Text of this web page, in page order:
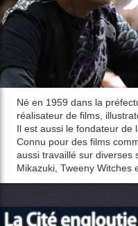
Né en 1959 dans la
réalisateur de films,
Il est aussi le fondateur de
Connu pour des films
aussi travaillé sur diverses
Mikazuki, Tweeny Witches